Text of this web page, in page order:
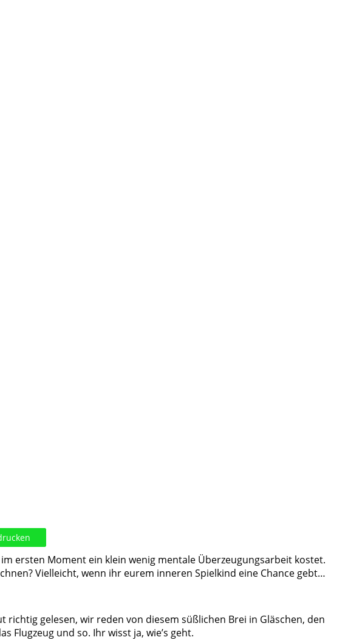
ersten Moment ein klein wenig mentale Überzeugungsarbeit kostet.
Vielleicht, wenn ihr eurem inneren Spielkind eine Chance gebt…
gelesen, wir reden von diesem süßlichen Brei in Gläschen, den
Flugzeug und so. Ihr wisst ja, wie’s geht.